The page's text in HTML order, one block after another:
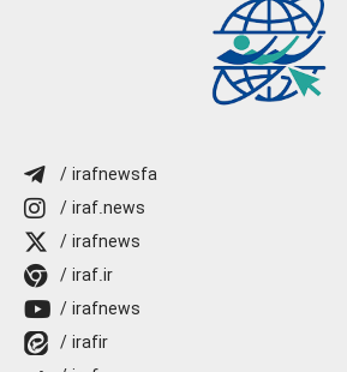
/ irafnewsfa
/ iraf.news
/ irafnews
/ iraf.ir
/ irafnews
/ irafir